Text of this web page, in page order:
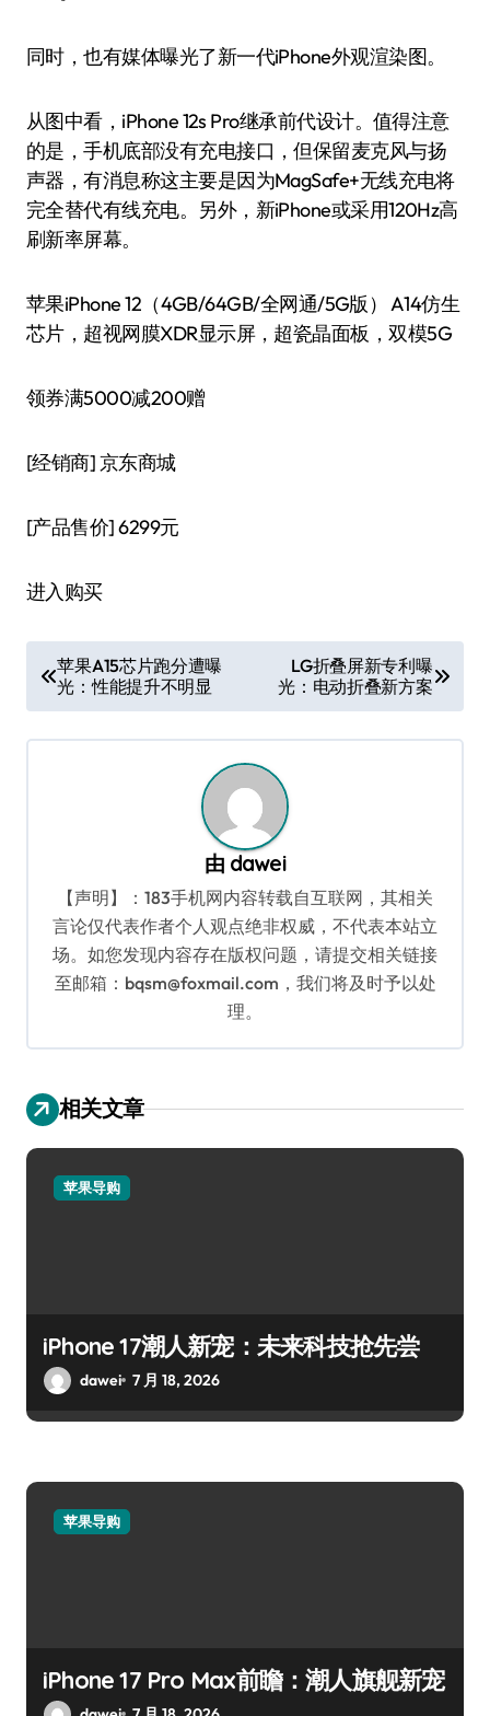
同时，也有媒体曝光了新一代iPhone外观渲染图。
从图中看，iPhone 12s Pro继承前代设计。值得注意
的是，手机底部没有充电接口，但保留麦克风与扬
声器，有消息称这主要是因为MagSafe+无线充电将
完全替代有线充电。另外，新iPhone或采用120Hz高
刷新率屏幕。
苹果iPhone 12（4GB/64GB/全网通/5G版） A14仿生
芯片，超视网膜XDR显示屏，超瓷晶面板，双模5G
领券满5000减200赠
[经销商]京东商城
[产品售价]6299元
进入购买
章
导
苹果A15芯片跑分遭曝
光：性能提升不明显
LG折叠屏新专利曝
光：电动折叠新方案
由 dawei
【声明】：183手机网内容转载自互联网，其相关
言论仅代表作者个人观点绝非权威，不代表本站立
场。如您发现内容存在版权问题，请提交相关链接
至邮箱：bqsm@foxmail.com，我们将及时予以处
理。
相关文章
苹果导购
iPhone 17潮人新宠：未来科技抢先尝
dawei 7 月 18, 2026
苹果导购
iPhone 17 Pro Max前瞻：潮人旗舰新宠